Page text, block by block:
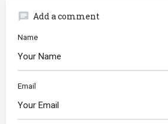
chat Add a comment
Name
Email